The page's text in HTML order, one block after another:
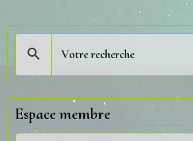
Espace membre